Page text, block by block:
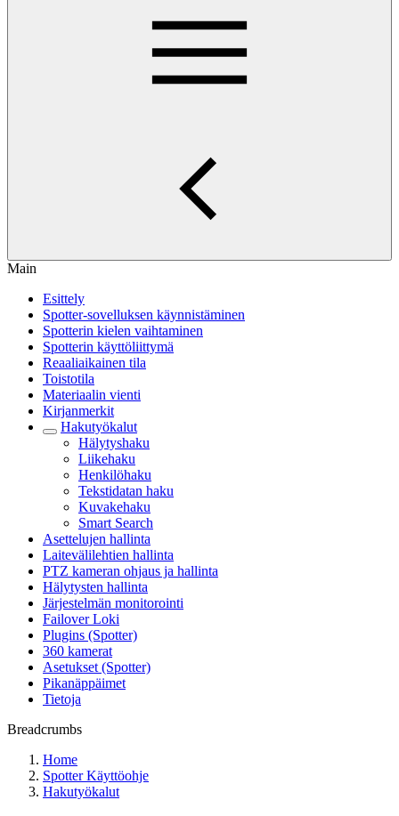
Main
Esittely
Spotter-sovelluksen käynnistäminen
Spotterin kielen vaihtaminen
Spotterin käyttöliittymä
Reaaliaikainen tila
Toistotila
Materiaalin vienti
Kirjanmerkit
Hakutyökalut
Hälytyshaku
Liikehaku
Henkilöhaku
Tekstidatan haku
Kuvakehaku
Smart Search
Asettelujen hallinta
Laitevälilehtien hallinta
PTZ kameran ohjaus ja hallinta
Hälytysten hallinta
Järjestelmän monitorointi
Failover Loki
Plugins (Spotter)
360 kamerat
Asetukset (Spotter)
Pikanäppäimet
Tietoja
Breadcrumbs
Home
Spotter Käyttöohje
Hakutyökalut